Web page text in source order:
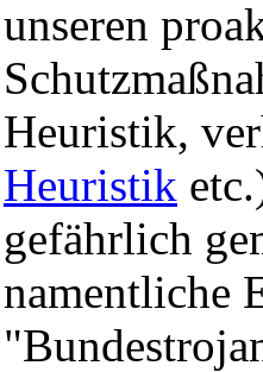
unseren
Heuristik,
Heuristik
gefährlich
namentliche